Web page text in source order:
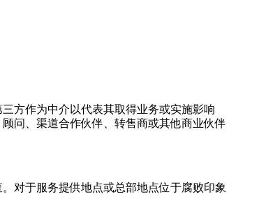
方作为中介以代表其取得业务或实施影响
问、渠道合作伙伴、转售商或其他商业伙伴
对于服务提供地点或总部地点位于腐败印象